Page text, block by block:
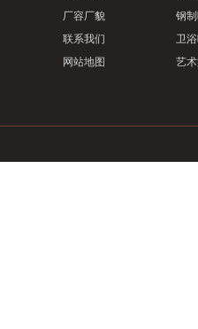
厂容厂貌
联系我们
网站地图
钢
卫
艺